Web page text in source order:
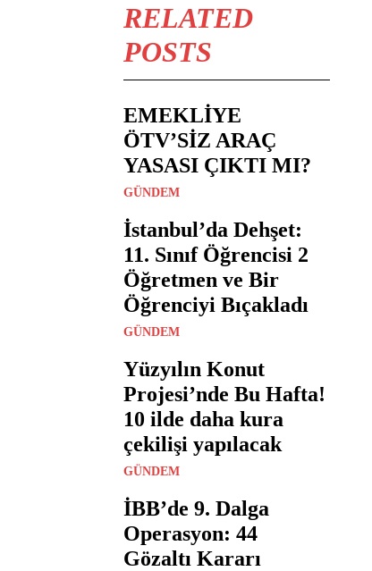
RELATED
POSTS
EMEKLİYE
ÖTV’SİZ ARAÇ
YASASI ÇIKTI MI?
GÜNDEM
İstanbul’da Dehşet:
11. Sınıf Öğrencisi 2
Öğretmen ve Bir
Öğrenciyi Bıçakladı
GÜNDEM
Yüzyılın Konut
Projesi’nde Bu Hafta!
10 ilde daha kura
çekilişi yapılacak
GÜNDEM
İBB’de 9. Dalga
Operasyon: 44
Gözaltı Kararı